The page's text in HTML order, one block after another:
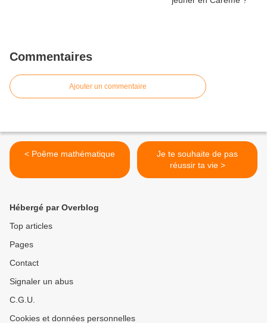
Commentaires
Ajouter un commentaire
< Poême mathématique
Je te souhaite de pas
réussir ta vie >
Hébergé par Overblog
Top articles
Pages
Contact
Signaler un abus
C.G.U.
Cookies et données personnelles